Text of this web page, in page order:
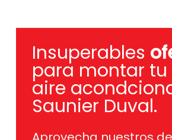
Insuperables
para montar tu
aire
Saunier Duval.